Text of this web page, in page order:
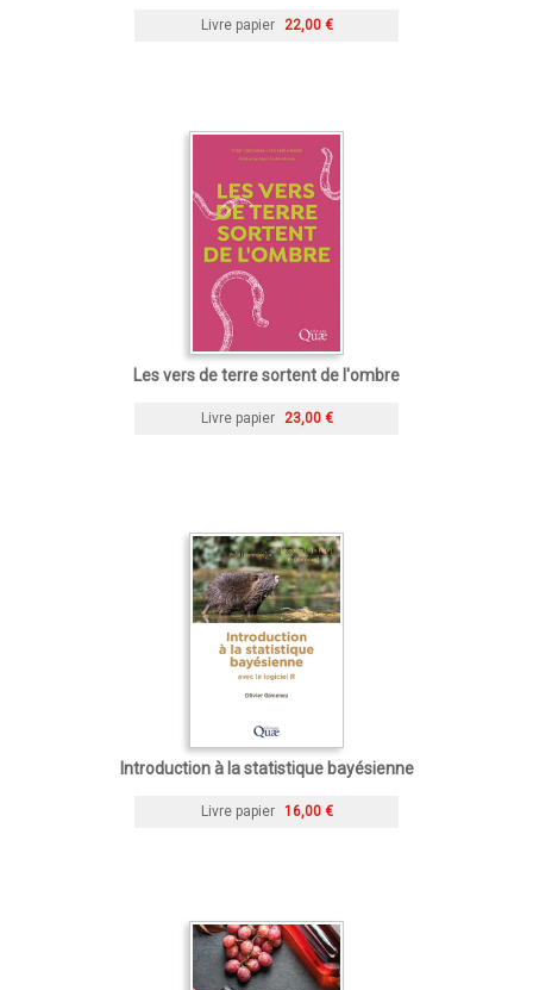
Livre papier 22,00 €
Les vers de terre sortent de l'ombre
Livre papier 23,00 €
Introduction à la statistique bayésienne
Livre papier 16,00 €